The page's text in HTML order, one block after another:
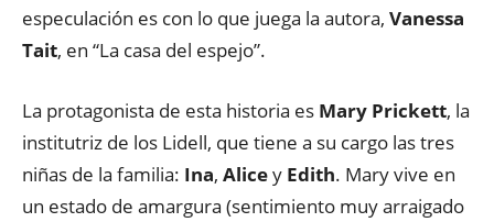
especulación es con lo que juega la autora, Vanessa
Tait, en “La casa del espejo”.
La protagonista de esta historia es Mary Prickett, la
institutriz de los Lidell, que tiene a su cargo las tres
niñas de la familia: Ina, Alicey Edith. Mary vive en
un estado de amargura (sentimiento muy arraigado